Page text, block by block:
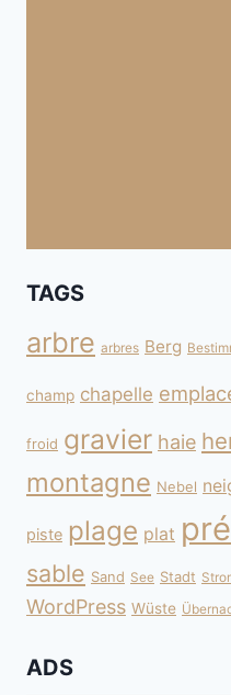
TAGS
arbre arbres Berg
champ chapelle
froid gravier haie
montagne Nebel
piste plage plat pré
sable Sand See Stadt
WordPress Wüste
ADS